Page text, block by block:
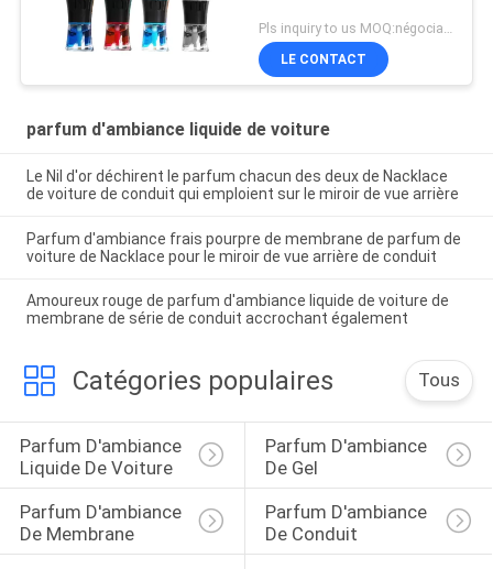
LE CONTACT
parfum d'ambiance liquide de voiture
Le Nil d'or déchirent le parfum chacun des deux de Nacklace
de voiture de conduit qui emploient sur le miroir de vue arrière
Parfum d'ambiance frais pourpre de membrane de parfum de
voiture de Nacklace pour le miroir de vue arrière de conduit
Amoureux rouge de parfum d'ambiance liquide de voiture de
membrane de série de conduit accrochant également
Catégories populaires Tous
Parfum D'ambiance
Liquide De Voiture
Parfum D'ambiance
De Gel
Parfum D'ambiance
De Membrane
Parfum D'ambiance
De Conduit